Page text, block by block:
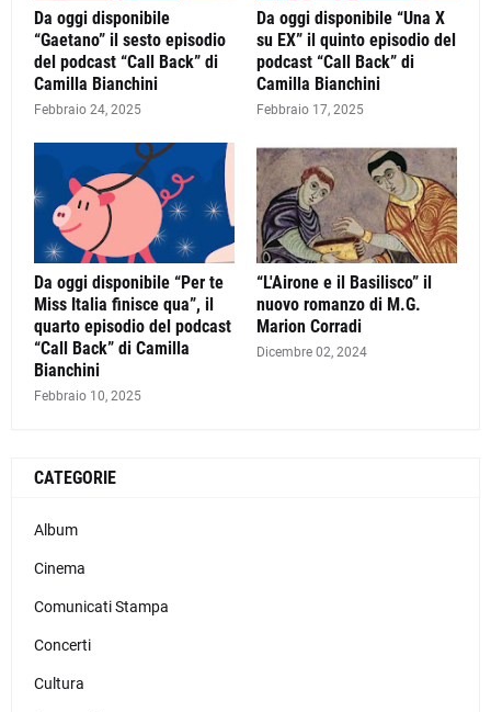
Da oggi disponibile
“Gaetano” il sesto episodio
del podcast “Call Back” di
Camilla Bianchini
Febbraio 24, 2025
Da oggi disponibile “Una X
su EX” il quinto episodio del
podcast “Call Back” di
Camilla Bianchini
Febbraio 17, 2025
Da oggi disponibile “Per te
Miss Italia finisce qua”, il
quarto episodio del podcast
“Call Back” di Camilla
Bianchini
Febbraio 10, 2025
“L'Airone e il Basilisco” il
nuovo romanzo di M.G.
Marion Corradi
Dicembre 02, 2024
CATEGORIE
Album
Cinema
Comunicati Stampa
Concerti
Cultura